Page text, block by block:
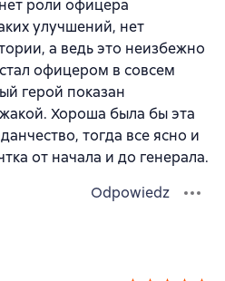
роли офицера
улучшений, нет
а ведь это неизбежно
офицером в совсем
герой показан
Хороша была бы эта
тогда все ясно и
от начала и до генерала.
Odpowiedz